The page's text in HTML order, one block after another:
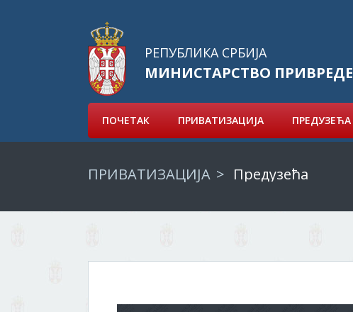
РЕПУБЛИКА СРБИЈА
МИНИСТАРСТВО ПРИВРЕДЕ
ПОЧЕТАК ПРИВАТИЗАЦИЈА ПРЕДУЗЕЋА
ПРИВАТИЗАЦИЈА Предузећа